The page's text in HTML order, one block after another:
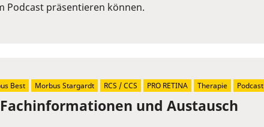
Podcast präsentieren können.
und Austausch
Best Morbus Stargardt RCS / CCS PRO RETINA Therapie Podcast